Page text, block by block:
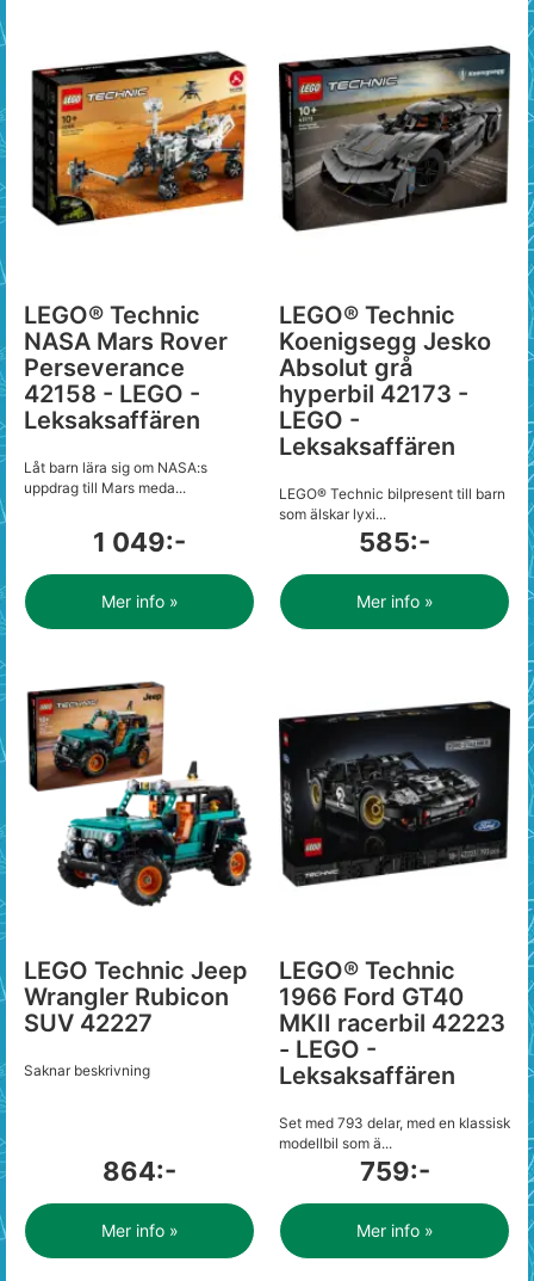
LEGO® Technic
NASA Mars Rover
Perseverance
42158 - LEGO -
Leksaksaffären
Låt barn lära sig om NASA:s
uppdrag till Mars meda...
1 049:-
Mer info »
LEGO® Technic
Koenigsegg Jesko
Absolut grå
hyperbil 42173 -
LEGO -
Leksaksaffären
LEGO® Technic bilpresent till barn
som älskar lyxi...
585:-
Mer info »
LEGO Technic Jeep
Wrangler Rubicon
SUV 42227
Saknar beskrivning
864:-
Mer info »
LEGO® Technic
1966 Ford GT40
MKII racerbil 42223
- LEGO -
Leksaksaffären
Set med 793 delar, med en klassisk
modellbil som ä...
759:-
Mer info »